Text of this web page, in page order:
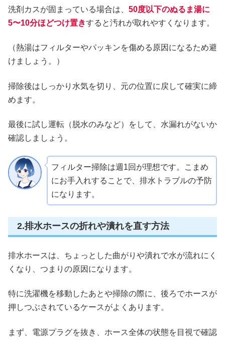
洗剤カスが固まっている場合は、 50度以下のぬるま湯に
5〜10分ほどつけ置きすると汚れが取れやすくなります。
（熱湯はフィルターやパッキンを傷める原因になるため避
けましょう。）
掃除後はしっかり水気を切り、元の位置に戻して確実に締
めます。
最後に試し運転（脱水のみなど）をして、水漏れがないか
確認しましょう。
フィルター掃除は週1回が理想です。こまめ
にお手入れすることで、排水トラブルの予防
になります。
2.排水ホースの折れや潰れを直す方法
排水ホースは、ちょっとした曲がりや潰れで水が流れにく
くなり、つまりの原因になります。
特に洗濯機を移動したあとや掃除の際に、後ろでホースが
押しつぶされているケースがよくあります。
まず、電源プラグを抜き、ホース全体の状態を目視で確認